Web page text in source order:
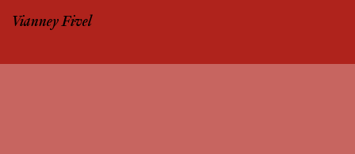
Vianney Fivel